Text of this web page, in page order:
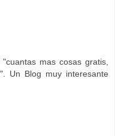
mas cosas gratis,
Un Blog muy interesante